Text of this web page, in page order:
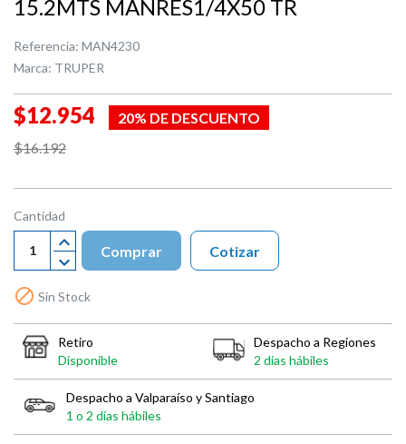
15.2MTS MANRES1/4X50 TR
Referencia: MAN4230
Marca: TRUPER
$12.954
20% DE DESCUENTO
$16.192
Cantidad
Comprar
 Sin Stock
Cotizar
Retiro
Disponible
Despacho a Regiones
2 días hábiles
Despacho a Valparaíso y Santiago
1 o 2 días hábiles